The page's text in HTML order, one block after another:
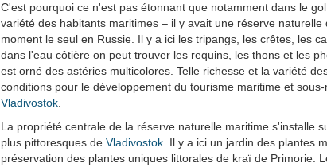
C'est pourquoi ce n'est pas étonnant que notamment dans le
variété des habitants maritimes – il y avait une réserve
moment le seul en Russie. Il y a ici les tripangs, les crêtes, les
dans l'eau côtière on peut trouver les requins, les thons et les
est orné des astéries multicolores. Telle richesse et la variété
conditions pour le développement du tourisme maritime et
Vladivostok.
La propriété centrale de la réserve naturelle maritime s'installe
plus pittoresques de Vladivostok. Il y a ici un jardin des plantes
préservation des plantes uniques littorales de kraї de Primorie.